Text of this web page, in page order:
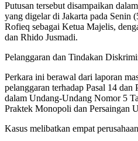
Putusan tersebut disampaikan
yang digelar di Jakarta pada
Rofieq sebagai Ketua Majelis,
dan Rhido Jusmadi.
Pelanggaran dan Tindakan
Perkara ini berawal dari laporan
pelanggaran terhadap Pasal 14 dan
dalam Undang-Undang Nomor 5
Praktek Monopoli dan Persaingan
Kasus melibatkan empat